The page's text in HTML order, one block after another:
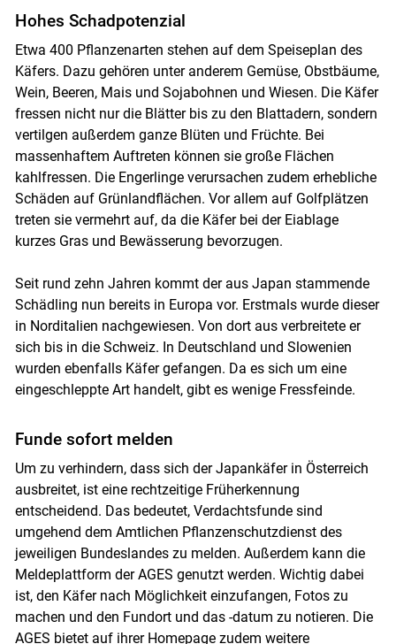
Hohes Schadpotenzial
Etwa 400 Pflanzenarten stehen auf dem Speiseplan des
Käfers. Dazu gehören unter anderem Gemüse, Obstbäume,
Wein, Beeren, Mais und Sojabohnen und Wiesen. Die Käfer
fressen nicht nur die Blätter bis zu den Blattadern, sondern
vertilgen außerdem ganze Blüten und Früchte. Bei
massenhaftem Auftreten können sie große Flächen
kahlfressen. Die Engerlinge verursachen zudem erhebliche
Schäden auf Grünlandflächen. Vor allem auf Golfplätzen
treten sie vermehrt auf, da die Käfer bei der Eiablage
kurzes Gras und Bewässerung bevorzugen.
Seit rund zehn Jahren kommt der aus Japan stammende
Schädling nun bereits in Europa vor. Erstmals wurde dieser
in Norditalien nachgewiesen. Von dort aus verbreitete er
sich bis in die Schweiz. In Deutschland und Slowenien
wurden ebenfalls Käfer gefangen. Da es sich um eine
eingeschleppte Art handelt, gibt es wenige Fressfeinde.
Funde sofort melden
Um zu verhindern, dass sich der Japankäfer in Österreich
ausbreitet, ist eine rechtzeitige Früherkennung
entscheidend. Das bedeutet, Verdachtsfunde sind
umgehend dem Amtlichen Pflanzenschutzdienst des
jeweiligen Bundeslandes zu melden. Außerdem kann die
Meldeplattform der AGES genutzt werden. Wichtig dabei
ist, den Käfer nach Möglichkeit einzufangen, Fotos zu
machen und den Fundort und das -datum zu notieren. Die
AGES bietet auf ihrer Homepagezudem weitere